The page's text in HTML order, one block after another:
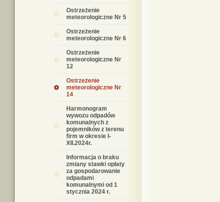
Ostrzeżenie
meteorologiczne Nr 5
Ostrzeżenie
meteorologiczne Nr 6
Ostrzeżenie
meteorologiczne Nr
12
Ostrzeżenie
meteorologiczne Nr
14
Harmonogram
wywozu odpadów
komunalnych z
pojemników z terenu
firm w okresie I-
XII.2024r.
Informacja o braku
zmiany stawki opłaty
za gospodarowanie
odpadami
komunalnymi od 1
stycznia 2024 r.